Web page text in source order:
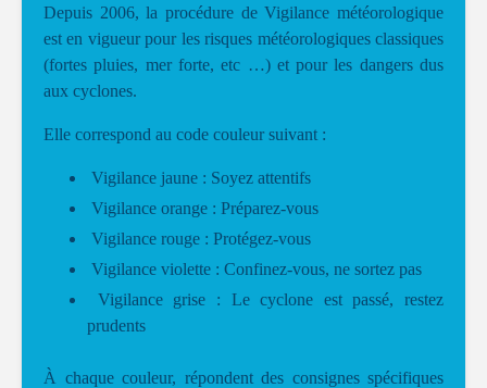
Depuis 2006, la procédure de Vigilance météorologique
est en vigueur pour les risques météorologiques classiques
(fortes pluies, mer forte, etc …) et pour les dangers dus
aux cyclones.
Elle correspond au code couleur suivant :
Vigilance jaune : Soyez attentifs
Vigilance orange : Préparez-vous
Vigilance rouge : Protégez-vous
Vigilance violette : Confinez-vous, ne sortez pas
Vigilance grise : Le cyclone est passé, restez
prudents
À chaque couleur, répondent des consignes spécifiques